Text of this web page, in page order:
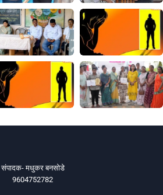
संपादक- मधुकर बनसोडे
9604752782